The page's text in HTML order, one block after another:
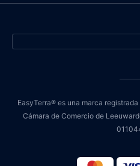
EasyTerra® es una marca
Cámara de Comercio de